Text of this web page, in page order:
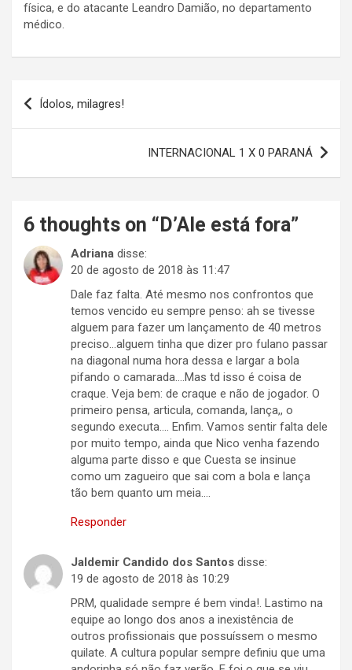
física, e do atacante Leandro Damião, no departamento
médico.
Navegação
de
Ídolos, milagres!
INTERNACIONAL 1 X 0 PARANÁ
6 thoughts on “ D’Ale está fora”
Adriana disse:
20 de agosto de 2018 às 11:47
Dale faz falta. Até mesmo nos confrontos que
temos vencido eu sempre penso: ah se tivesse
alguem para fazer um lançamento de 40 metros
preciso…alguem tinha que dizer pro fulano passar
na diagonal numa hora dessa e largar a bola
pifando o camarada….Mas td isso é coisa de
craque. Veja bem: de craque e não de jogador. O
primeiro pensa, articula, comanda, lança,, o
segundo executa…. Enfim. Vamos sentir falta dele
por muito tempo, ainda que Nico venha fazendo
alguma parte disso e que Cuesta se insinue
como um zagueiro que sai com a bola e lança
tão bem quanto um meia….
Responder
Jaldemir Candido dos Santos disse:
19 de agosto de 2018 às 10:29
PRM, qualidade sempre é bem vinda!. Lastimo na
equipe ao longo dos anos a inexistência de
outros profissionais que possuíssem o mesmo
quilate. A cultura popular sempre definiu que uma